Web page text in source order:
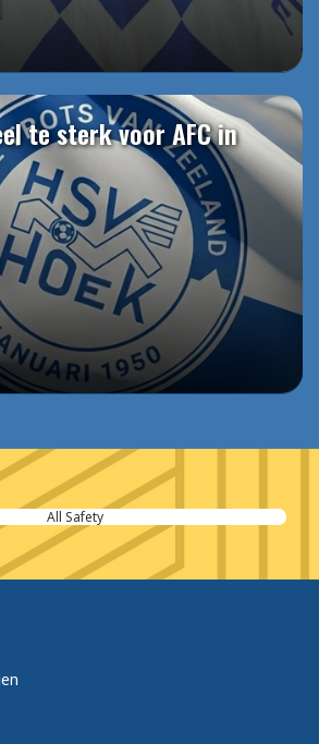
te sterk voor AFC in
All Safety